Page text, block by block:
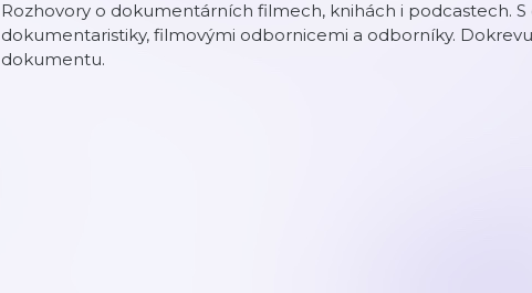
Rozhovory o dokumentárních filmech, knihách i podcastech.
dokumentaristiky, filmovými odbornicemi a odborníky.
dokumentu.